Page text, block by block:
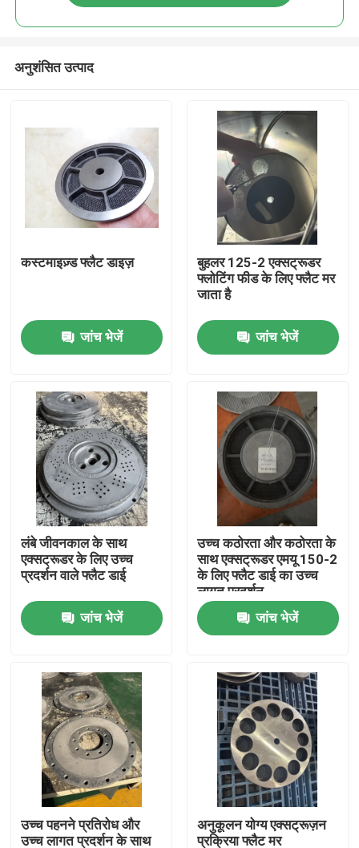
उत्पादों
वीडियो
हमारे बारे में
कारखाना भ्रमण
गुणवत्ता नियंत्रण
संपर्क करें
समाचार
मामलों
एक उद्धरण का अनुरोध करें
अनुशंसित उत्पाद
कस्टमाइज़्ड फ्लैट डाइज़
जांच भेजें
बुहलर 125-2 एक्सट्रूडर
फ्लोटिंग फीड के लिए फ्लैट मर
जाता है
जांच भेजें
लंबे जीवनकाल के साथ
एक्सट्रूडर के लिए उच्च
प्रदर्शन वाले फ्लैट डाई
जांच भेजें
उच्च कठोरता और कठोरता के
साथ एक्सट्रूडर एमयू 150-2
के लिए फ्लैट डाई का उच्च
लागत प्रदर्शन
जांच भेजें
उच्च पहनने प्रतिरोध और
उच्च लागत प्रदर्शन के साथ
अनुकूलन योग्य एक्सट्रूज़न
प्रक्रिया फ्लैट मर